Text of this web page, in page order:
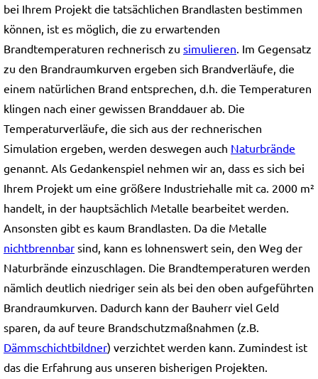
bei Ihrem Projekt die tatsächlichen Brandlasten bestimmen
können, ist es möglich, die zu erwartenden
Brandtemperaturen rechnerisch zu simulieren . Im Gegensatz
zu den Brandraumkurven ergeben sich Brandverläufe, die
einem natürlichen Brand entsprechen, d.h. die Temperaturen
klingen nach einer gewissen Branddauer ab. Die
Temperaturverläufe, die sich aus der rechnerischen
Simulation ergeben, werden deswegen auch Naturbrände
genannt. Als Gedankenspiel nehmen wir an, dass es sich bei
Ihrem Projekt um eine größere Industriehalle mit ca. 2000 m²
handelt, in der hauptsächlich Metalle bearbeitet werden.
Ansonsten gibt es kaum Brandlasten. Da die Metalle
nichtbrennbar sind, kann es lohnenswert sein, den Weg der
Naturbrände einzuschlagen. Die Brandtemperaturen werden
nämlich deutlich niedriger sein als bei den oben aufgeführten
Brandraumkurven. Dadurch kann der Bauherr viel Geld
sparen, da auf teure Brandschutzmaßnahmen (z.B.
Dämmschichtbildner) verzichtet werden kann. Zumindest ist
das die Erfahrung aus unseren bisherigen Projekten.